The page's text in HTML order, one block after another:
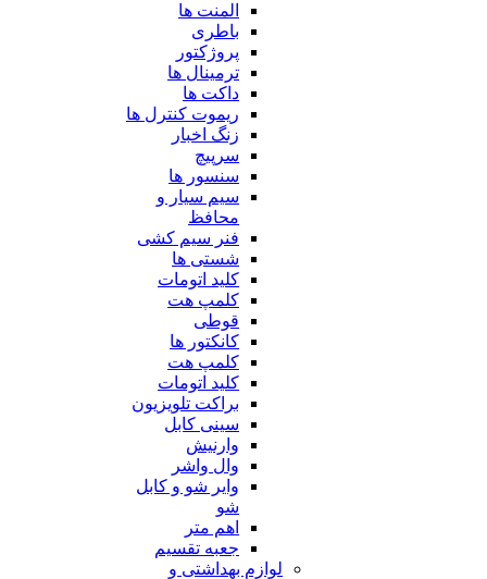
المنت ها
باطری
پروژکتور
ترمینال ها
داکت ها
ریموت کنترل ها
زنگ اخبار
سرپیچ
سنسور ها
سیم سیار و
محافظ
فنر سیم کشی
شستی ها
کلید اتومات
کلمپ هت
قوطی
کانکتور ها
کلمپ هت
کلید اتومات
براکت تلویزیون
سینی کابل
وارنیش
وال واشر
وایر شو و کابل
شو
اهم متر
جعبه تقسیم
لوازم بهداشتی و